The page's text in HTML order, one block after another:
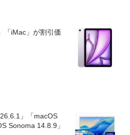
「iMac」が割引価
」「macOS
Sonoma 14.8.9」